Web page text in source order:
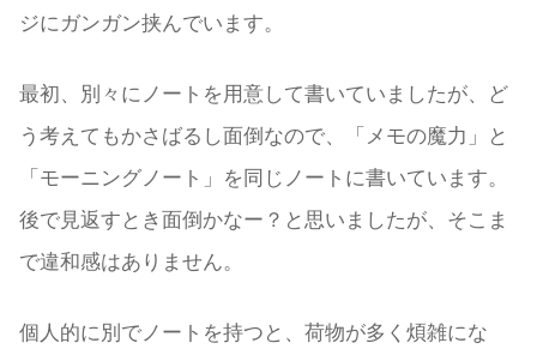
ジにガンガン挟んでいます。
最初、別々にノートを用意して書いていましたが、ど
う考えてもかさばるし面倒なので、「メモの魔力」と
「モーニングノート」を同じノートに書いています。
後で見返すとき面倒かなー？と思いましたが、そこま
で違和感はありません。
個人的に別でノートを持つと、荷物が多く煩雑にな